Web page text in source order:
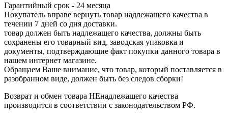
Гарантийный срок - 24 месяца
Покупатель вправе вернуть товар надлежащего качества в
течении 7 дней со дня доставки.
товар должен быть надлежащего качества, должны быть
сохранены его товарный вид, заводская упаковка и
документы, подтверждающие факт покупки данного товара в
нашем интернет магазине.
Обращаем Ваше внимание, что товар, который поставляется в
разобранном виде, должен быть без следов сборки!
Возврат и обмен товара НЕнадлежащего качества
производится в соответствии с законодательством РФ.